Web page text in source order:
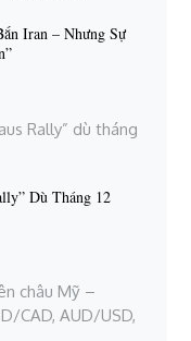
Iran – Nhưng Sự
Dù Tháng 12